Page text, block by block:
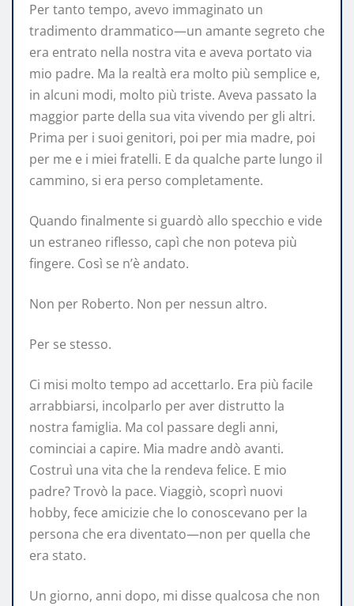
Per tanto tempo, avevo immaginato un
tradimento drammatico—un amante segreto che
era entrato nella nostra vita e aveva portato via
mio padre. Ma la realtà era molto più semplice e,
in alcuni modi, molto più triste. Aveva passato la
maggior parte della sua vita vivendo per gli altri.
Prima per i suoi genitori, poi per mia madre, poi
per me e i miei fratelli. E da qualche parte lungo il
cammino, si era perso completamente.
Quando finalmente si guardò allo specchio e vide
un estraneo riflesso, capì che non poteva più
fingere. Così se n’è andato.
Non per Roberto. Non per nessun altro.
Per se stesso.
Ci misi molto tempo ad accettarlo. Era più facile
arrabbiarsi, incolparlo per aver distrutto la
nostra famiglia. Ma col passare degli anni,
cominciai a capire. Mia madre andò avanti.
Costruì una vita che la rendeva felice. E mio
padre? Trovò la pace. Viaggiò, scoprì nuovi
hobby, fece amicizie che lo conoscevano per la
persona che era diventato—non per quella che
era stato.
Un giorno, anni dopo, mi disse qualcosa che non